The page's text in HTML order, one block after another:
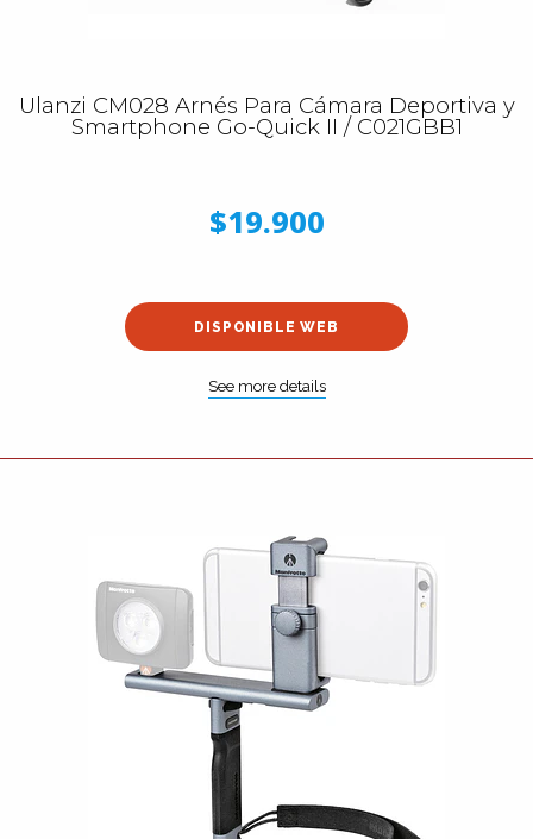
Ulanzi CM028 Arnés Para Cámara Deportiva y
Smartphone Go-Quick II / C021GBB1
$19.900
DISPONIBLE WEB
See more details